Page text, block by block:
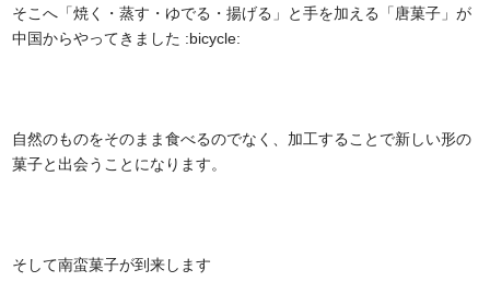
そこへ「焼く・蒸す・ゆでる・揚げる」と手を加える「唐菓子」が
中国からやってきました :bicycle:
自然のものをそのまま食べるのでなく、加工することで新しい形の
菓子と出会うことになります。
そして南蛮菓子が到来します